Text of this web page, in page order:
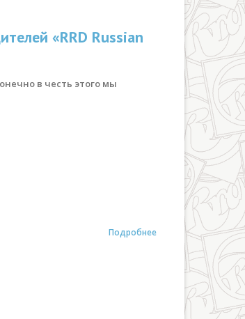
«RRD Russian
в честь этого мы
Подробнее